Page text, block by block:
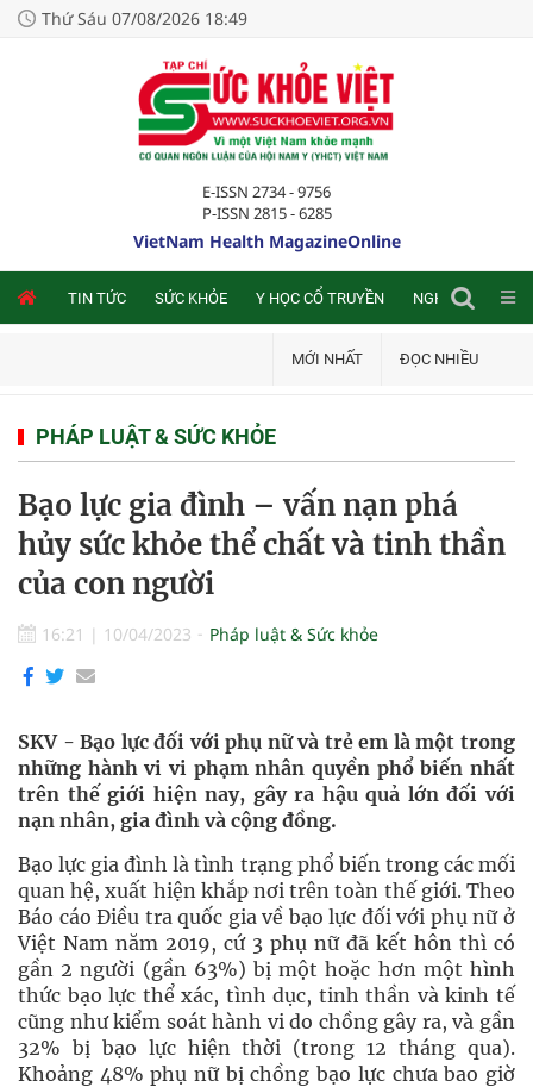
Thứ Sáu 07/08/2026 18:49
E-ISSN 2734 - 9756
P-ISSN 2815 - 6285
VietNam Health MagazineOnline
TIN TỨC SỨC KHỎE Y HỌC CỔ TRUYỀN NGHIÊN CỨU
MỚI NHẤT ĐỌC NHIỀU
PHÁP LUẬT & SỨC KHỎE
Bạo lực gia đình – vấn nạn phá
hủy sức khỏe thể chất và tinh thần
của con người
16:21 | 10/04/2023 Pháp luật & Sức khỏe
SKV - Bạo lực đối với phụ nữ và trẻ em là một trong
những hành vi vi phạm nhân quyền phổ biến nhất
trên thế giới hiện nay, gây ra hậu quả lớn đối với
nạn nhân, gia đình và cộng đồng.
Bạo lực gia đình là tình trạng phổ biến trong các mối
quan hệ, xuất hiện khắp nơi trên toàn thế giới. Theo
Báo cáo Điều tra quốc gia về bạo lực đối với phụ nữ ở
Việt Nam năm 2019, cứ 3 phụ nữ đã kết hôn thì có
gần 2 người (gần 63%) bị một hoặc hơn một hình
thức bạo lực thể xác, tình dục, tinh thần và kinh tế
cũng như kiểm soát hành vi do chồng gây ra, và gần
32% bị bạo lực hiện thời (trong 12 tháng qua).
Khoảng 48% phụ nữ bị chồng bạo lực chưa bao giờ